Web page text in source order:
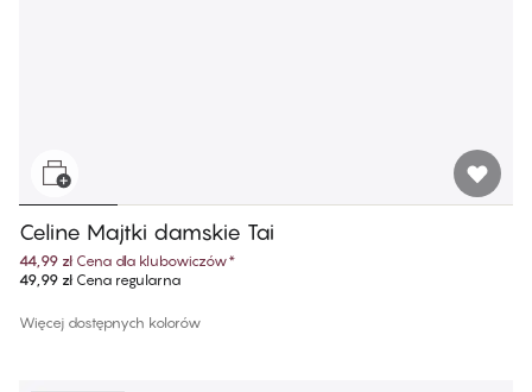
Celine Majtki damskie Tai
44,99 zł Cena dla klubowiczów*
49,99 złCena regularna
Więcej dostępnych kolorów